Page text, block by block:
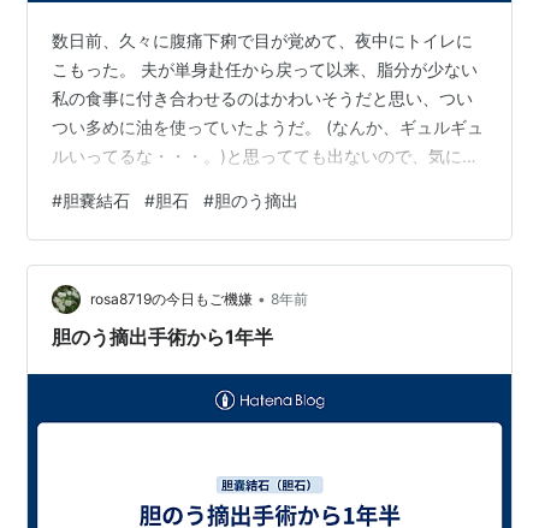
数日前、久々に腹痛下痢で目が覚めて、夜中にトイレに
こもった。 夫が単身赴任から戻って以来、脂分が少ない
私の食事に付き合わせるのはかわいそうだと思い、つい
つい多めに油を使っていたようだ。 (なんか、ギュルギュ
ルいってるな・・・。)と思ってても出ないので、気にせ
になっていき、最終的にお腹が空になるまで腹痛は続い
た。 ここの所はそれでもマシな方だ。(あーっ、キタキ
タ。例の発作だー。)と思うような奴ではないのだから。
腹痛下痢でもトイレで倒れたりするほどでなければ、ま
だ全然マシである。それでも、全て出し切るまで30分位
#胆嚢結石 #胆石 #胆のう摘出
rosa8719の今日もご機嫌 • 8年前
胆のう摘出手術から1年半